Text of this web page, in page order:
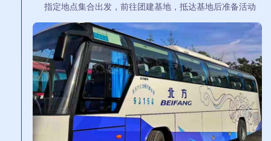
指定地点集合出发，前往团建基地，抵达基地后准备活动